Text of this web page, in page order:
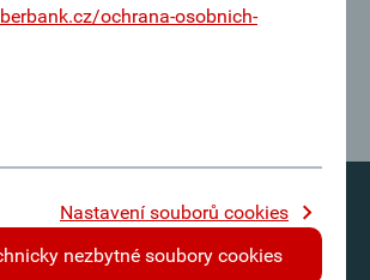
bohužel není k dispozici.
ochrana-osobnich-
Nastavení souborů cookies
nezbytné soubory cookies